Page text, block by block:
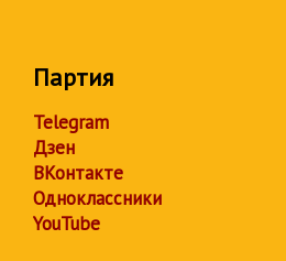
Партия
Telegram
Дзен
ВКонтакте
Одноклассники
YouTube